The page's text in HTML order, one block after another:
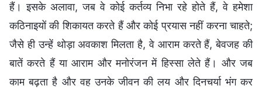
हैं। इसके अलावा, जब वे कोई कर्तव्य निभा रहे होते हैं, वे हमेशा
कठिनाइयों की शिकायत करते हैं और कोई प्रयास नहीं करना चाहते;
जैसे ही उन्हें थोड़ा अवकाश मिलता है, वे आराम करते हैं, बेवजह की
बातें करते हैं या आराम और मनोरंजन में हिस्सा लेते हैं। और जब
काम बढ़ता है और वह उनके जीवन की लय और दिनचर्या भंग कर